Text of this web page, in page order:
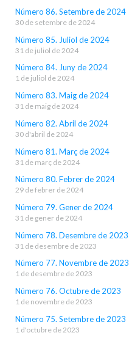
Número 86. Setembre de 2024
30 de setembre de 2024
Número 85. Juliol de 2024
31 de juliol de 2024
Número 84. Juny de 2024
1 de juliol de 2024
Número 83. Maig de 2024
31 de maig de 2024
Número 82. Abril de 2024
30 d'abril de 2024
Número 81. Març de 2024
31 de març de 2024
Número 80. Febrer de 2024
29 de febrer de 2024
Número 79. Gener de 2024
31 de gener de 2024
Número 78. Desembre de 2023
31 de desembre de 2023
Número 77. Novembre de 2023
1 de desembre de 2023
Número 76. Octubre de 2023
1 de novembre de 2023
Número 75. Setembre de 2023
1 d'octubre de 2023